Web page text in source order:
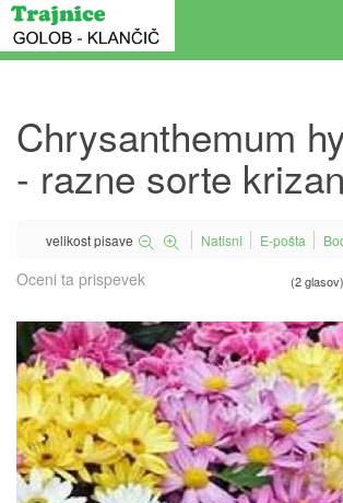
Chrysanthemum
- razne sorte
velikost pisave Natisni E-pošta
Oceni ta prispevek (2 glasov)